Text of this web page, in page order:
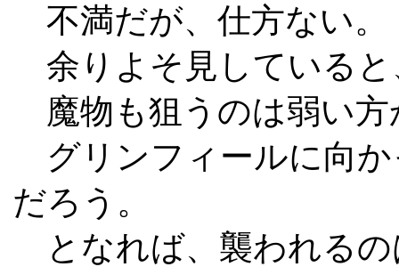
不満だが、仕方ない。
余りよそ見している
魔物も狙うのは弱い方
グリンフィールに向
だろう。
となれば、襲われるの